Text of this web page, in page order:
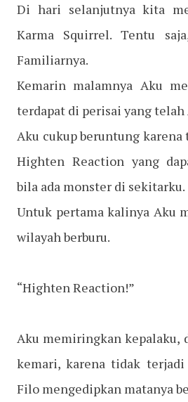
Di hari selanjutnya kita
Karma Squirrel. Tentu
Familiarnya.
Kemarin malamnya Aku
terdapat di perisai yang telah
Aku cukup beruntung
Highten Reaction yang
bila ada monster di sekitarku.
Untuk pertama kalinya Aku
wilayah berburu.
“Highten Reaction!”
Aku memiringkan kepalaku,
kemari, karena tidak terjadi
Filo mengedipkan matanya